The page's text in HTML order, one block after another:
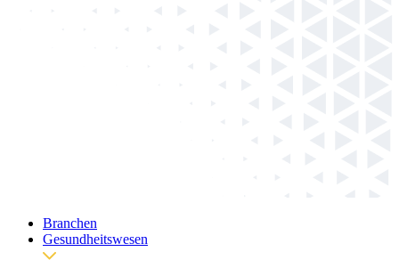
Branchen
Gesundheitswesen